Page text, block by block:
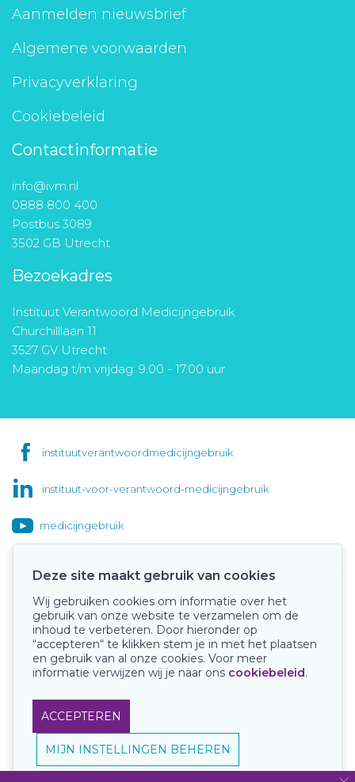
Aanmelden nieuwsbrief
Algemene voorwaarden
Privacyverklaring
Cookiebeleid
Contactinformatie
info@ivm.nl
0888 800 400
Postbus 3089
3502 GB Utrecht
Bezoekadres
Instituut Verantwoord Medicijngebruik
Churchilllaan 11
3527 GV Utrecht
Maandag t/m vrijdag: 9.00 - 17.00 uur
instituutverantwoordmedicijngebruik
instituut-voor-verantwoord-medicijngebruik
medicijngebruik
Onze keurmerken
Deze site maakt gebruik van cookies
Wij gebruiken cookies om informatie over het
gebruik van onze website te verzamelen om de
inhoud te verbeteren. Door hieronder op
“accepteren“ te klikken stem je in met het plaatsen
en gebruik van al onze cookies. Voor meer
informatie verwijzen wij je naar ons cookiebeleid.
ACCEPTEREN
MIJN INSTELLINGEN BEHEREN